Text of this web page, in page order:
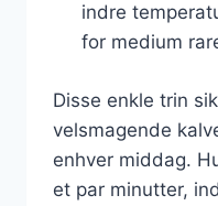
indre
for medium
Disse enkle trin
velsmagende
enhver middag.
et par minutter,